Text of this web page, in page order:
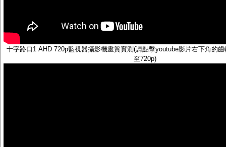
十字路口1 AHD 720p監視器攝影機畫質實測(請點擊youtube影片右下角的
至720p)